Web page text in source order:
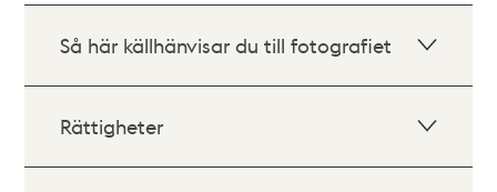
Så här källhänvisar du till fotografiet
Rättigheter